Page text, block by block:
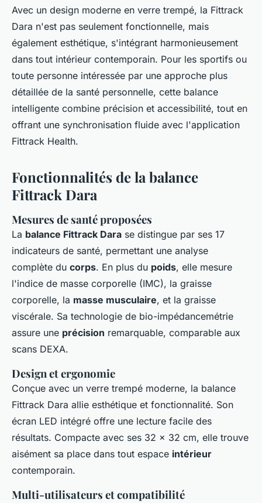
Avec un design moderne en verre trempé, la Fittrack
Dara n'est pas seulement fonctionnelle, mais
également esthétique, s'intégrant harmonieusement
dans tout intérieur contemporain. Pour les sportifs ou
toute personne intéressée par une approche plus
détaillée de la santé personnelle, cette balance
intelligente combine précision et accessibilité, tout en
offrant une synchronisation fluide avec l'application
Fittrack Health.
Fonctionnalités de la balance
Fittrack Dara
Mesures de santé proposées
La balance Fittrack Dara se distingue par ses 17
indicateurs de santé, permettant une analyse
complète du corps. En plus du poids, elle mesure
l'indice de masse corporelle (IMC), la graisse
corporelle, la masse musculaire, et la graisse
viscérale. Sa technologie de bio-impédancemétrie
assure une précision remarquable, comparable aux
scans DEXA.
Design et ergonomie
Conçue avec un verre trempé moderne, la balance
Fittrack Dara allie esthétique et fonctionnalité. Son
écran LED intégré offre une lecture facile des
résultats. Compacte avec ses 32 x 32 cm, elle trouve
aisément sa place dans tout espace intérieur
contemporain.
Multi-utilisateurs et compatibilité